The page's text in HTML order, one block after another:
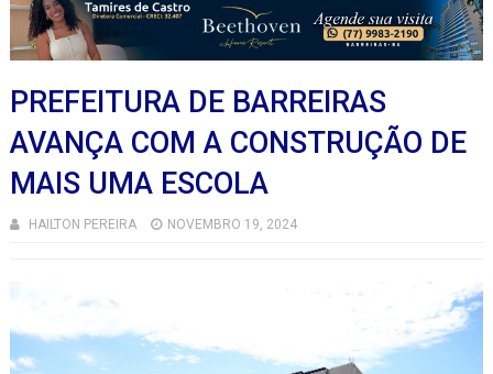
PREFEITURA DE BARREIRAS
AVANÇA COM A CONSTRUÇÃO DE
MAIS UMA ESCOLA
HAILTON PEREIRA NOVEMBRO 19, 2024